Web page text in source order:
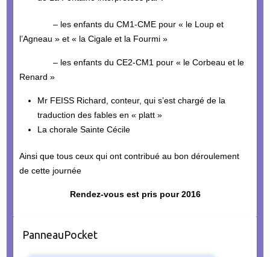
– les enfants du CM1-CME pour « le Loup et
l’Agneau » et « la Cigale et la Fourmi »
– les enfants du CE2-CM1 pour « le Corbeau et le
Renard »
Mr FEISS Richard, conteur, qui s’est chargé de la
traduction des fables en « platt »
La chorale Sainte Cécile
Ainsi que tous ceux qui ont contribué au bon déroulement
de cette journée
Rendez-vous est pris pour 2016
PanneauPocket